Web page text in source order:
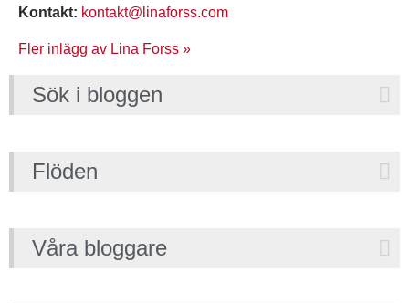
Kontakt: kontakt@linaforss.com
Fler inlägg av Lina Forss »
Sök i bloggen
Flöden
Våra bloggare